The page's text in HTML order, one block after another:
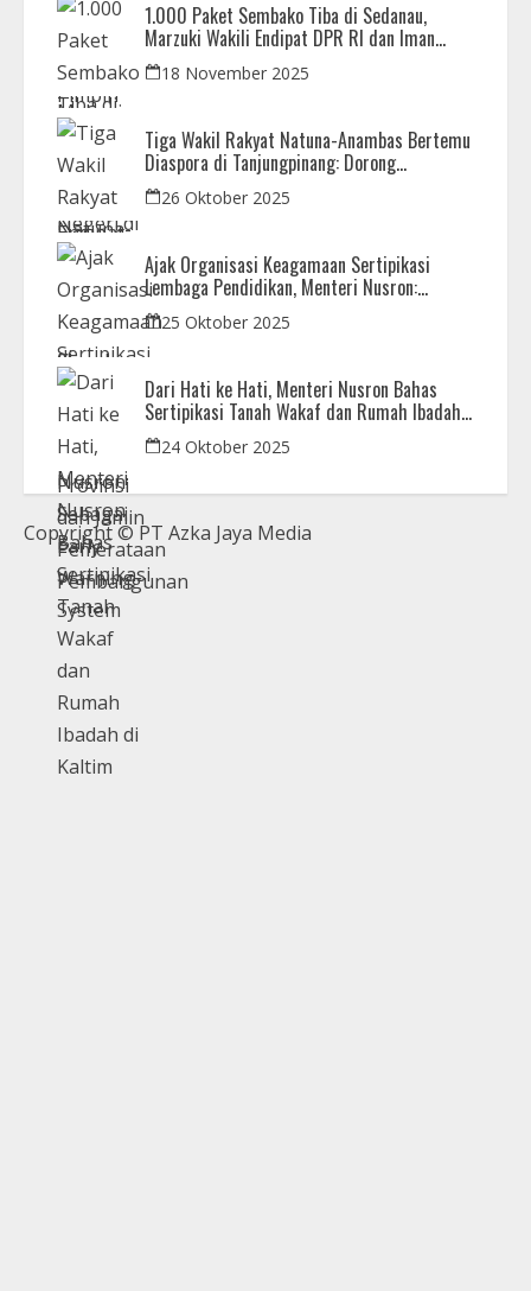
1.000 Paket Sembako Tiba di Sedanau,
Marzuki Wakili Endipat DPR RI dan Iman
Sutiawan Kawal Reses di Natuna
18 November 2025
Tiga Wakil Rakyat Natuna-Anambas Bertemu
Diaspora di Tanjungpinang: Dorong
Pemekaran Provinsi dan Jamin Pemerataan
Pembangunan
26 Oktober 2025
Ajak Organisasi Keagamaan Sertipikasi
Lembaga Pendidikan, Menteri Nusron:
Sebagai Early Warning System
25 Oktober 2025
Dari Hati ke Hati, Menteri Nusron Bahas
Sertipikasi Tanah Wakaf dan Rumah Ibadah
di Kaltim
24 Oktober 2025
Copyright © PT Azka Jaya Media